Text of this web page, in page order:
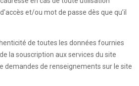
et/ou mot de passe dès que qu’il
de toutes les données fournies
la souscription aux services du site
demandes de renseignements sur le site